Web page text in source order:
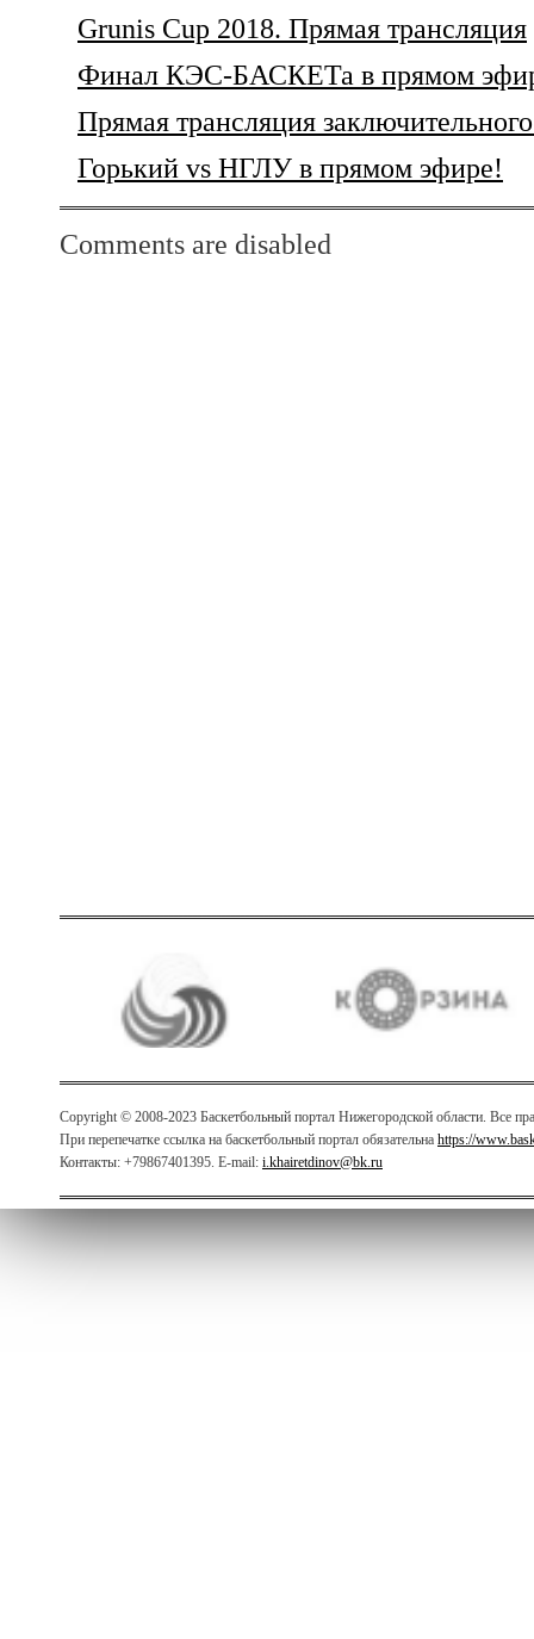
Grunis Cup 2018. Прямая трансляция
Финал КЭС-БАСКЕТа в прямом
Прямая трансляция
Горький vs НГЛУ в прямом эфире!
Comments are disabled
Copyright © 2008-2023 Баскетбольный портал Нижегородской области. Все
При перепечатке ссылка на баскетбольный портал обязательна https://
Контакты: +79867401395. E-mail: i.khairetdinov@bk.ru